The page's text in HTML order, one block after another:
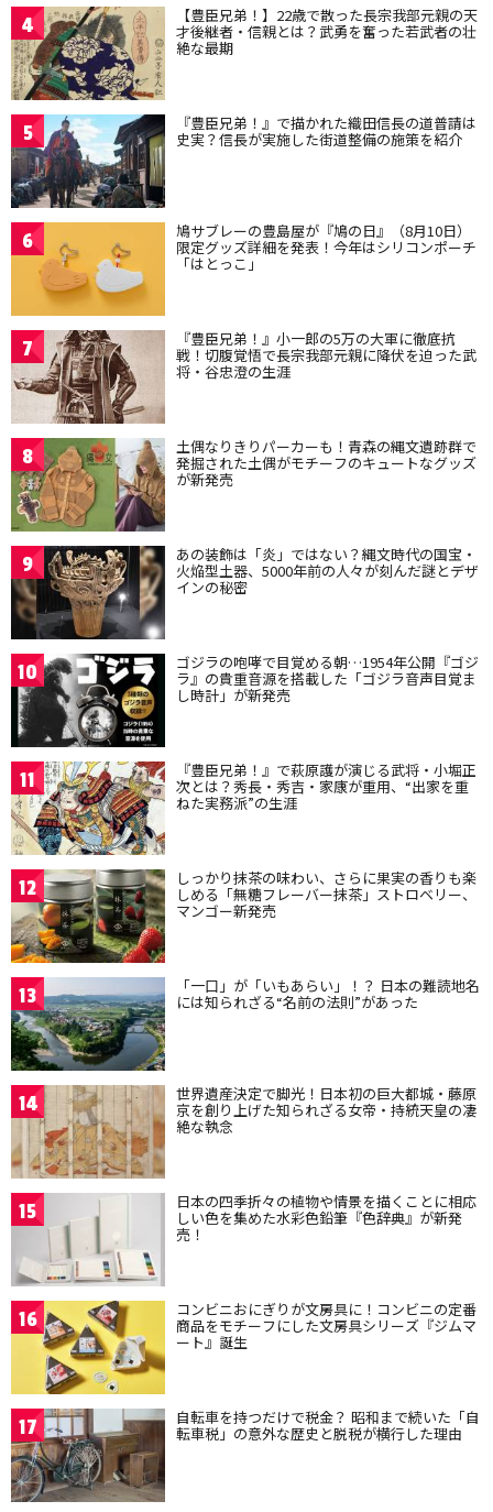
4 【豊臣兄弟！】22歳で散った長宗我部元親の天
才後継者・信親とは？武勇を奮った若武者の壮
絶な最期
5 『豊臣兄弟！』で描かれた織田信長の道普請は
史実？信長が実施した街道整備の施策を紹介
6 鳩サブレーの豊島屋が『鳩の日』（8月10日）
限定グッズ詳細を発表！今年はシリコンポーチ
「はとっこ」
7 『豊臣兄弟！』小一郎の5万の大軍に徹底抗
戦！切腹覚悟で長宗我部元親に降伏を迫った武
将・谷忠澄の生涯
8 土偶なりきりパーカーも！青森の縄文遺跡群で
発掘された土偶がモチーフのキュートなグッズ
が新発売
9 あの装飾は「炎」ではない？縄文時代の国宝・
火焔型土器、5000年前の人々が刻んだ謎とデザ
インの秘密
10 ゴジラの咆哮で目覚める朝…1954年公開『ゴジ
ラ』の貴重音源を搭載した「ゴジラ音声目覚ま
し時計」が新発売
11 『豊臣兄弟！』で萩原護が演じる武将・小堀正
次とは？秀長・秀吉・家康が重用、“出家を重
ねた実務派”の生涯
12 しっかり抹茶の味わい、さらに果実の香りも楽
しめる「無糖フレーバー抹茶」ストロベリー、
マンゴー新発売
13 「一口」が「いもあらい」！？ 日本の難読地名
には知られざる“名前の法則”があった
14 世界遺産決定で脚光！日本初の巨大都城・藤原
京を創り上げた知られざる女帝・持統天皇の凄
絶な執念
15 日本の四季折々の植物や情景を描くことに相応
しい色を集めた水彩色鉛筆『色辞典』が新発
売！
16 コンビニおにぎりが文房具に！コンビニの定番
商品をモチーフにした文房具シリーズ『ジムマ
ート』誕生
17 自転車を持つだけで税金？ 昭和まで続いた「自
転車税」の意外な歴史と脱税が横行した理由